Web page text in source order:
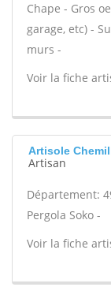
Chape - Gros
garage, etc) -
murs -
Voir la fiche
Artisole
Artisan
Département:
Pergola Soko -
Voir la fiche